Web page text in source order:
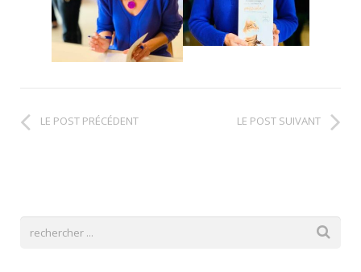
LE POST PRÉCÉDENT LE POST SUIVANT